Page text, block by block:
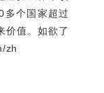
多个国家超过
价值。如欲了
zh